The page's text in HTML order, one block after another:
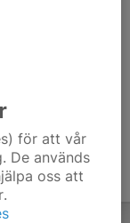
för att vår
De används
oss att